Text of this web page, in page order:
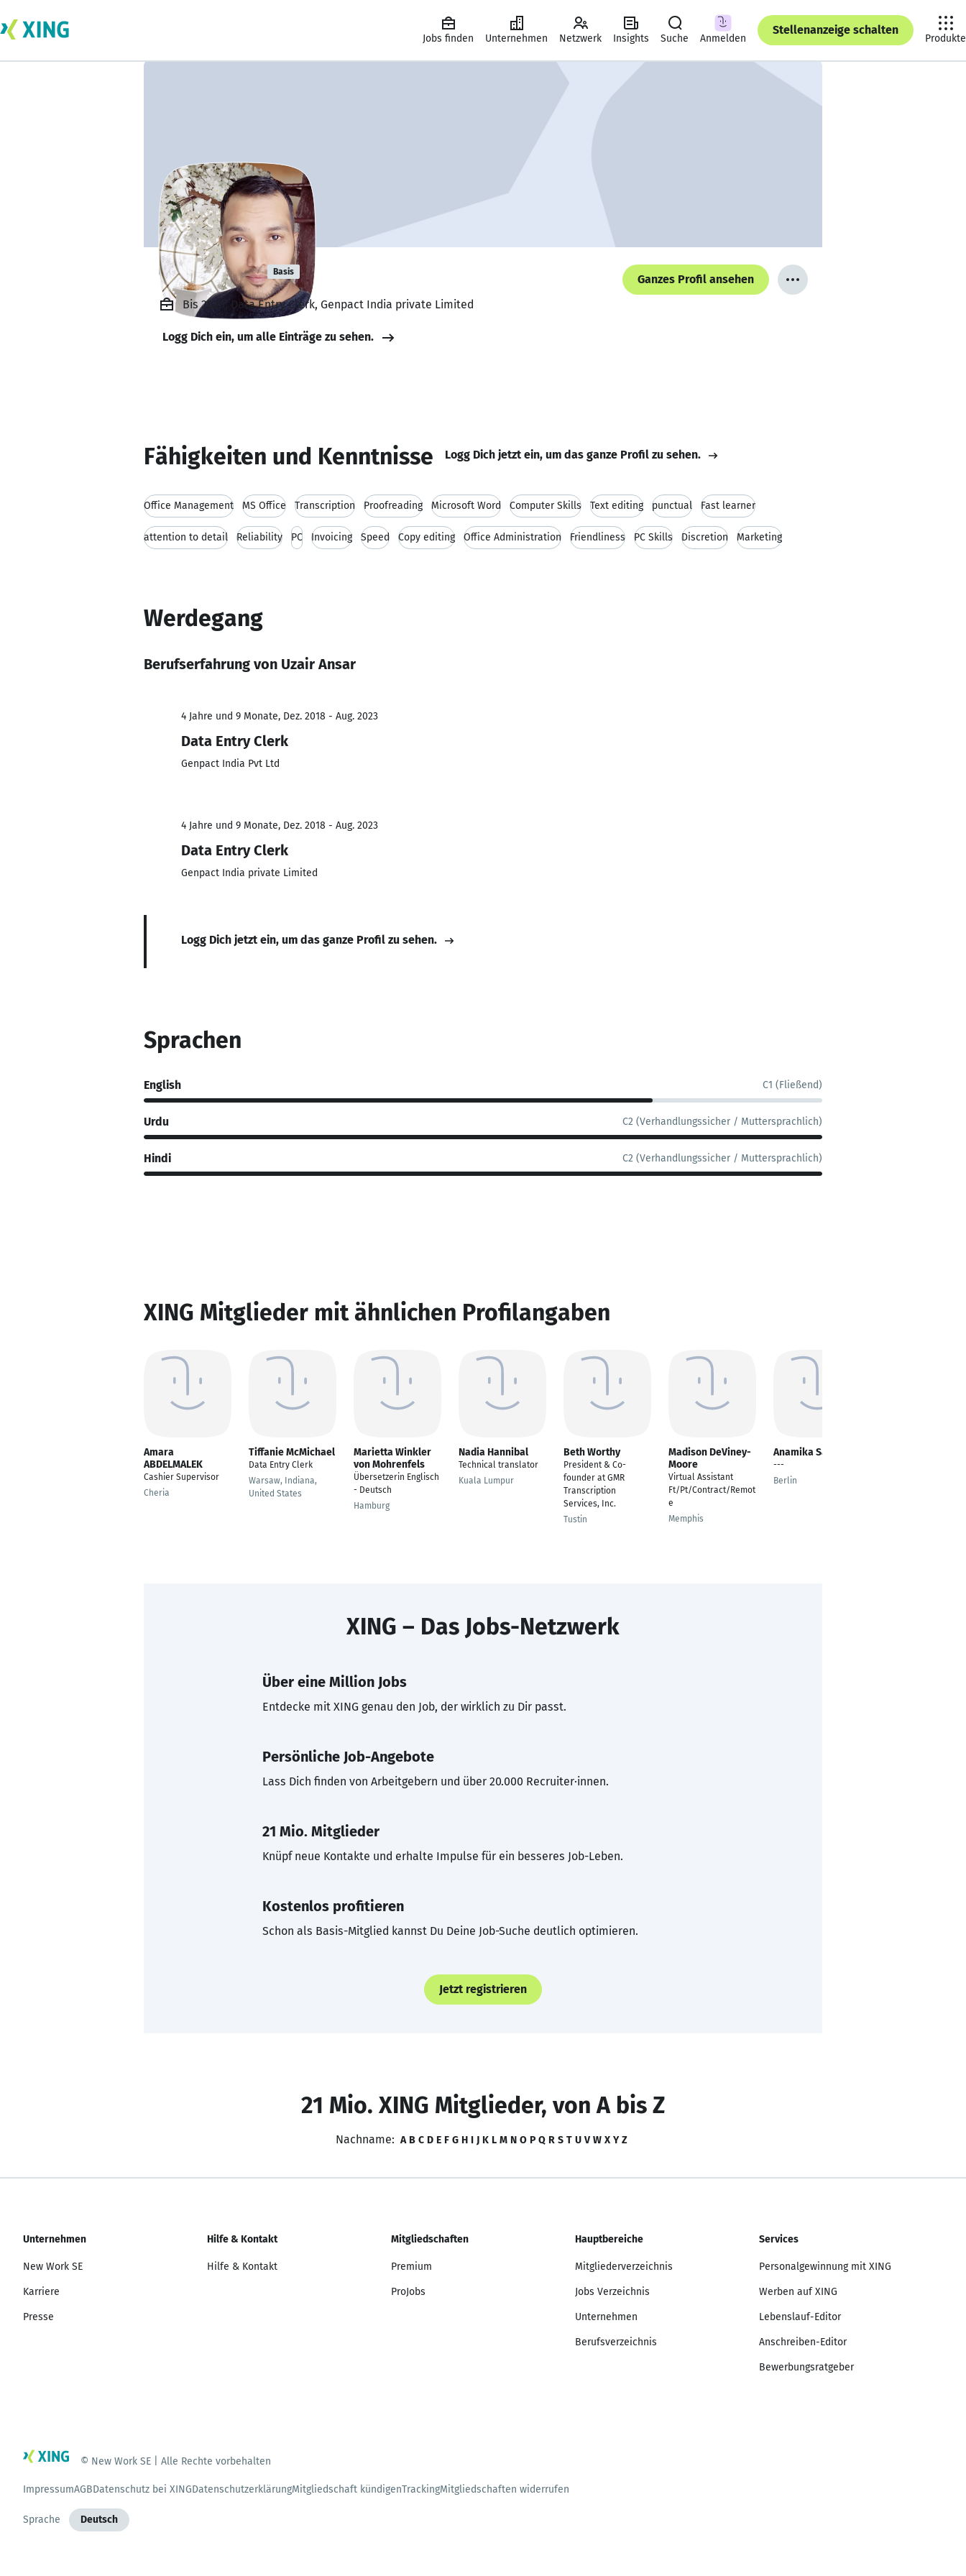
Jobs finden Unternehmen Netzwerk Insights Suche Anmelden
Stellenanzeige schalten
Produkte
Uzair Ansar Basis
Ganzes Profil ansehen
Bis 2023, Data Entry Clerk, Genpact India private Limited
Logg Dich ein, um alle Einträge zu sehen.
Fähigkeiten und Kenntnisse Logg Dich jetzt ein, um das ganze Profil zu sehen.
Office Management MS Office Transcription Proofreading Microsoft Word Computer Skills Text editing punctual Fast learner
attention to detail Reliability PC Invoicing Speed Copy editing Office Administration Friendliness PC Skills Discretion Marketing
Werdegang
Berufserfahrung von Uzair Ansar
4 Jahre und 9 Monate, Dez. 2018 - Aug. 2023
Data Entry Clerk
Genpact India Pvt Ltd
4 Jahre und 9 Monate, Dez. 2018 - Aug. 2023
Data Entry Clerk
Genpact India private Limited
Logg Dich jetzt ein, um das ganze Profil zu sehen.
Sprachen
English C1 (Fließend)
Urdu C2 (Verhandlungssicher / Muttersprachlich)
Hindi C2 (Verhandlungssicher / Muttersprachlich)
XING Mitglieder mit ähnlichen Profilangaben
Amara
ABDELMALEK
Cashier Supervisor
Cheria
Tiffanie McMichael
Data Entry Clerk
Warsaw, Indiana,
United States
Marietta Winkler
von Mohrenfels
Übersetzerin Englisch
- Deutsch
Hamburg
Nadia Hannibal
Technical translator
Kuala Lumpur
Beth Worthy
President & Co-
founder at GMR
Transcription
Services, Inc.
Tustin
Madison DeViney-
Moore
Virtual Assistant
Ft/Pt/Contract/Remot
e
Memphis
Anamika Saha
---
Berlin
XING – Das Jobs-Netzwerk
Über eine Million Jobs
Entdecke mit XING genau den Job, der wirklich zu Dir passt.
Persönliche Job-Angebote
Lass Dich finden von Arbeitgebern und über 20.000 Recruiter·innen.
21 Mio. Mitglieder
Knüpf neue Kontakte und erhalte Impulse für ein besseres Job-Leben.
Kostenlos profitieren
Schon als Basis-Mitglied kannst Du Deine Job-Suche deutlich optimieren.
Jetzt registrieren
21 Mio. XING Mitglieder, von A bis Z
Nachname: A B C D E F G H I J K L M N O P Q R S T U V W X Y Z
Unternehmen
New Work SE
Karriere
Presse
Hilfe & Kontakt
Hilfe & Kontakt
Mitgliedschaften
Premium
ProJobs
Hauptbereiche
Mitgliederverzeichnis
Jobs Verzeichnis
Unternehmen
Berufsverzeichnis
Services
Personalgewinnung mit XING
Werben auf XING
Lebenslauf-Editor
Anschreiben-Editor
Bewerbungsratgeber
© New Work SE | Alle Rechte vorbehalten
ImpressumAGBDatenschutz bei XINGDatenschutzerklärungMitgliedschaft kündigenTrackingMitgliedschaften widerrufen
Sprache Deutsch